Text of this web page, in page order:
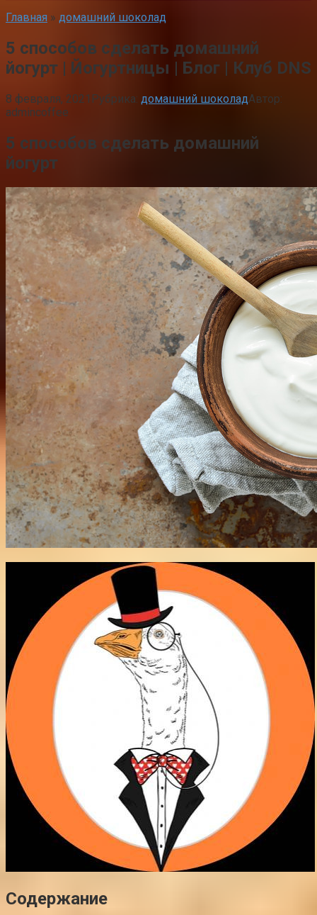
Главная » домашний шоколад
5 способов сделать домашний
йогурт | Йогуртницы | Блог | Клуб DNS
8 февраля, 2021 Рубрика: домашний шоколадАвтор:
admincoffee
5 способов сделать домашний
йогурт
Содержание